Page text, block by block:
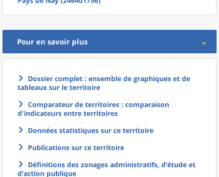
Pour en savoir plus
Dossier complet : ensemble de graphiques et de
tableaux sur le territoire
Comparateur de territoires : comparaison
d'indicateurs entre territoires
Données statistiques sur ce territoire
Publications sur ce territoire
Définitions des zonages administratifs, d’étude et
d’action publique